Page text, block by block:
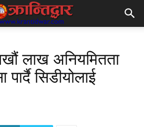
लाख अनियमितता
सिडीयोलाई